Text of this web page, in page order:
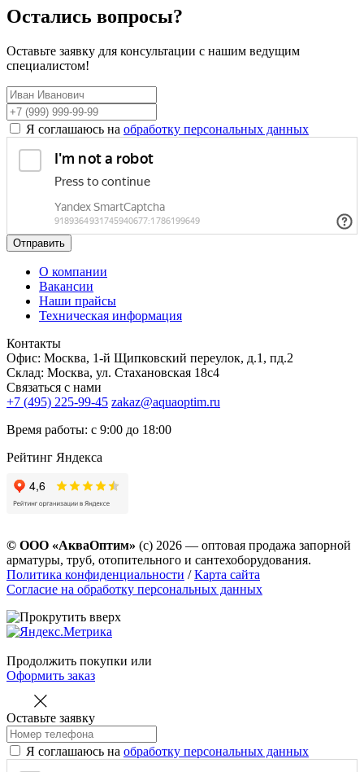
Остались вопросы?
Оставьте заявку для консультации с нашим ведущим
специалистом!
Я соглашаюсь на обработку персональных данных
Отправить
О компании
Вакансии
Наши прайсы
Техническая информация
Контакты
Офис: Москва, 1-й Щипковский переулок, д.1, пд.2
Склад: Москва, ул. Стахановская 18с4
Связаться с нами
+7 (495) 225-99-45 zakaz@aquaoptim.ru
Время работы: с 9:00 до 18:00
Рейтинг Яндекса
© ООО «АкваОптим» (с) 2026 — оптовая продажа запорной
арматуры, труб, отопительного и сантехоборудования.
Политика конфиденциальности /Карта сайта
Согласие на обработку персональных данных
Продолжить покупки или
Оформить заказ
Оставьте заявку
Я соглашаюсь на обработку персональных данных